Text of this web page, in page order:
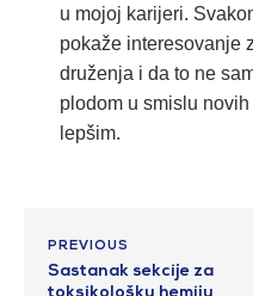
u mojoj karijeri.
pokaže interesovanje
druženja i da to ne
plodom u smislu
lepšim.
PREVIOUS
Sastanak sekcije za